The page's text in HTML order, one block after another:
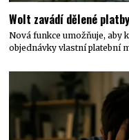
Wolt zavádí dělené
Nová funkce umožňuje, aby
objednávky vlastní platební